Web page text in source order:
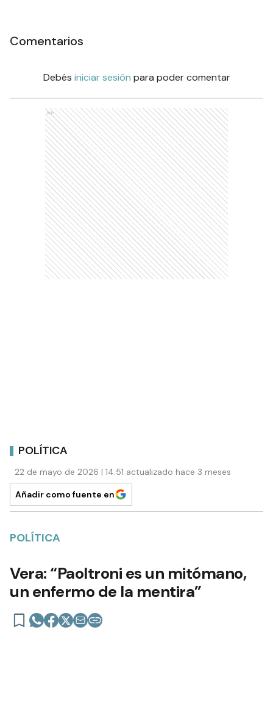
Comentarios
Debés iniciar sesión para poder comentar
Ads
POLÍTICA
22 de mayo de 2026 | 14:51 actualizado hace 3 meses
Añadir como fuente en
POLÍTICA
Vera: “Paoltroni es un mitómano,
un enfermo de la mentira”